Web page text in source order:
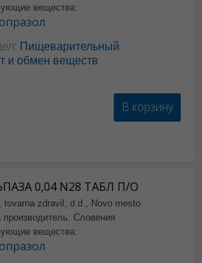
вещества:
Пищеварительный
и обмен веществ
В корзину
0,04 N28 ТАБЛ П/О
tovarna zdravil, d.d., Novo mesto
производитель: Словения
вещества: